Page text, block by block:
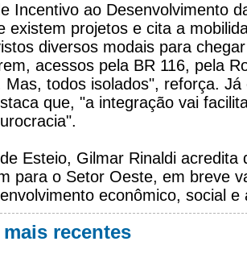
Incentivo ao Desenvolvimento
existem projetos e cita a
diversos modais para
acessos pela BR 116, pela
Mas, todos isolados", reforça.
que, "a integração vai
Esteio, Gilmar Rinaldi
para o Setor Oeste, em breve
econômico, social
recentes